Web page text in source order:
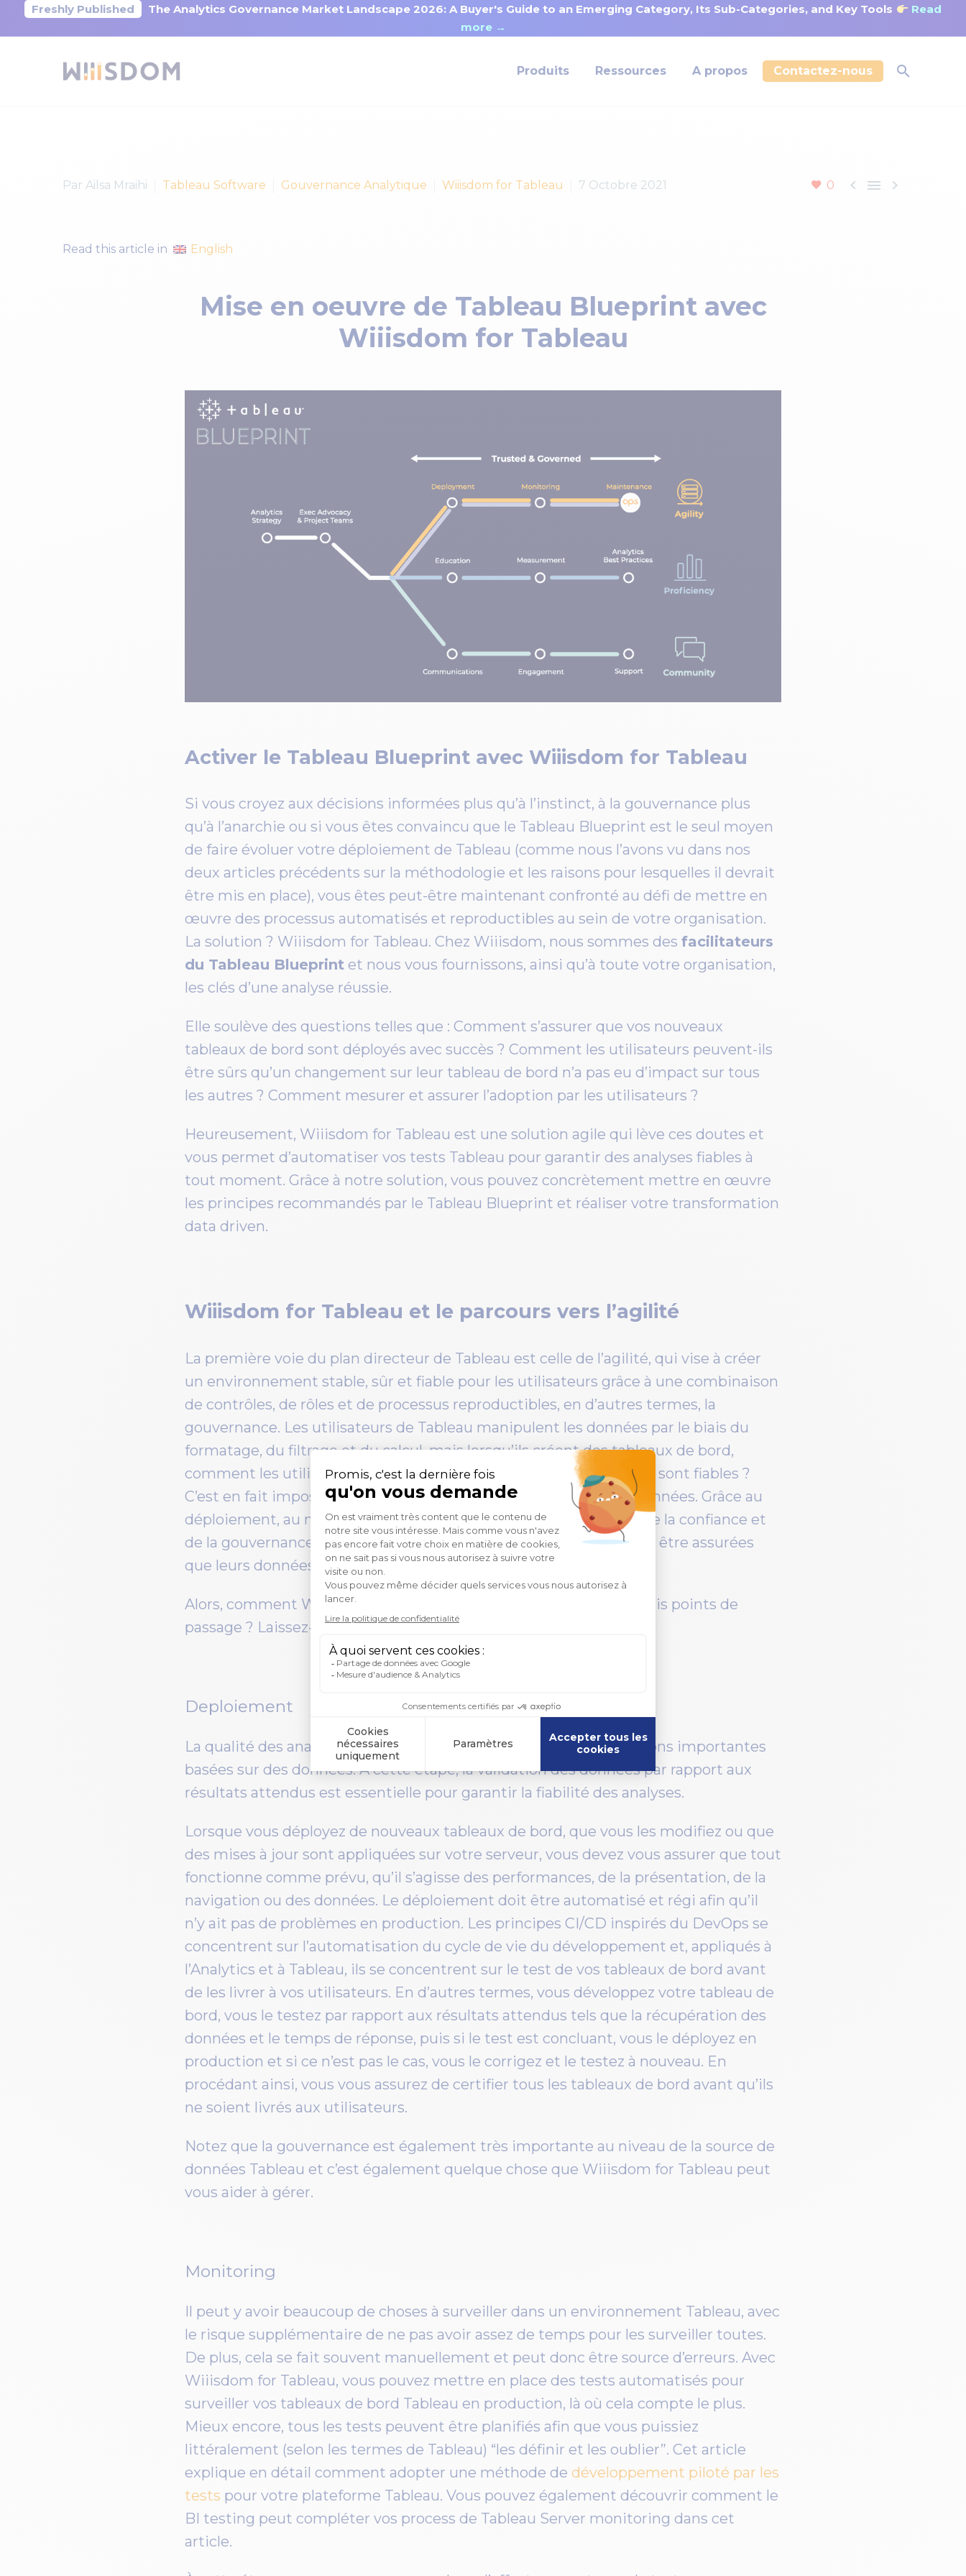
Freshly Published The Analytics Governance Market Landscape 2026: A Buyer's Guide to an Emerging Category, Its Sub-Categories, and Key Tools
Read
more →
Produits Ressources A propos Contactez-nous
0   
Par Ailsa Mraihi Tableau Software Gouvernance Analytique Wiiisdom for Tableau 7 Octobre 2021
Read this article in English
Mise en oeuvre de Tableau Blueprint avec
Wiiisdom for Tableau
Activer le Tableau Blueprint avec Wiiisdom for Tableau
Si vous croyez aux décisions informées plus qu’à l’instinct, à la gouvernance plus
qu’à l’anarchie ou si vous êtes convaincu que le Tableau Blueprint est le seul moyen
de faire évoluer votre déploiement de Tableau (comme nous l’avons vu dans nos
deux articles précédents sur la méthodologie et les raisons pour lesquelles il devrait
être mis en place), vous êtes peut-être maintenant confronté au défi de mettre en
œuvre des processus automatisés et reproductibles au sein de votre organisation.
La solution ? Wiiisdom for Tableau. Chez Wiiisdom, nous sommes des facilitateurs
du Tableau Blueprint et nous vous fournissons, ainsi qu’à toute votre organisation,
les clés d’une analyse réussie.
Elle soulève des questions telles que : Comment s’assurer que vos nouveaux
tableaux de bord sont déployés avec succès ? Comment les utilisateurs peuvent-ils
être sûrs qu’un changement sur leur tableau de bord n’a pas eu d’impact sur tous
les autres ? Comment mesurer et assurer l’adoption par les utilisateurs ?
Heureusement, Wiiisdom for Tableau est une solution agile qui lève ces doutes et
vous permet d’automatiser vos tests Tableau pour garantir des analyses fiables à
tout moment. Grâce à notre solution, vous pouvez concrètement mettre en œuvre
les principes recommandés par le Tableau Blueprint et réaliser votre transformation
data driven.
Wiiisdom for Tableau et le parcours vers l’agilité
La première voie du plan directeur de Tableau est celle de l’agilité, qui vise à créer
un environnement stable, sûr et fiable pour les utilisateurs grâce à une combinaison
de contrôles, de rôles et de processus reproductibles, en d’autres termes, la
gouvernance. Les utilisateurs de Tableau manipulent les données par le biais du
formatage, du filtrage et du calcul, mais lorsqu’ils créent des tableaux de bord,
comment les utilisateurs peuvent-ils être assurés que les données sont fiables ?
C’est en fait impossible sans tester et certifier le contenu et les données. Grâce au
déploiement, au monitoring et à la maintenance sous le couvert de la confiance et
de la gouvernance du Tableau Blueprint, les organisations peuvent être assurées
que leurs données sont gouvernées et vérifiées.
Alors, comment Wiiisdom for Tableau peut-il vous aider sur ces trois points de
passage ? Laissez-moi vous expliquer :
Deploiement
La qualité des analytics est indispensable pour prendre des décisions importantes
basées sur des données. À cette étape, la validation des données par rapport aux
résultats attendus est essentielle pour garantir la fiabilité des analyses.
Lorsque vous déployez de nouveaux tableaux de bord, que vous les modifiez ou que
des mises à jour sont appliquées sur votre serveur, vous devez vous assurer que tout
fonctionne comme prévu, qu’il s’agisse des performances, de la présentation, de la
navigation ou des données. Le déploiement doit être automatisé et régi afin qu’il
n’y ait pas de problèmes en production. Les principes CI/CD inspirés du DevOps se
concentrent sur l’automatisation du cycle de vie du développement et, appliqués à
l’Analytics et à Tableau, ils se concentrent sur le test de vos tableaux de bord avant
de les livrer à vos utilisateurs. En d’autres termes, vous développez votre tableau de
bord, vous le testez par rapport aux résultats attendus tels que la récupération des
données et le temps de réponse, puis si le test est concluant, vous le déployez en
production et si ce n’est pas le cas, vous le corrigez et le testez à nouveau. En
procédant ainsi, vous vous assurez de certifier tous les tableaux de bord avant qu’ils
ne soient livrés aux utilisateurs.
Notez que la gouvernance est également très importante au niveau de la source de
données Tableau et c’est également quelque chose que Wiiisdom for Tableau peut
vous aider à gérer.
Monitoring
Il peut y avoir beaucoup de choses à surveiller dans un environnement Tableau, avec
le risque supplémentaire de ne pas avoir assez de temps pour les surveiller toutes.
De plus, cela se fait souvent manuellement et peut donc être source d’erreurs. Avec
Wiiisdom for Tableau, vous pouvez mettre en place des tests automatisés pour
surveiller vos tableaux de bord Tableau en production, là où cela compte le plus.
Mieux encore, tous les tests peuvent être planifiés afin que vous puissiez
littéralement (selon les termes de Tableau) “les définir et les oublier”. Cet article
explique en détail comment adopter une méthode de développement piloté par les
tests pour votre plateforme Tableau. Vous pouvez également découvrir comment le
BI testing peut compléter vos process de Tableau Server monitoring dans cet
article.